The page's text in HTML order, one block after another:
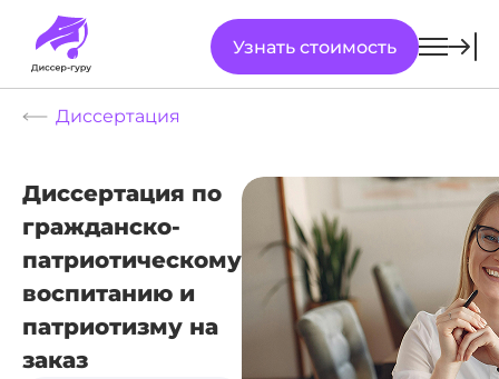
Узнать стоимость
Диссертация
Диссертация по
гражданско-
патриотическому
воспитанию и
патриотизму на
заказ